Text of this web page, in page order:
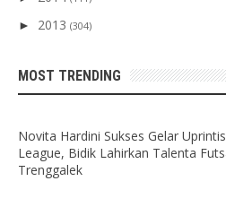
► 2013 (304)
MOST TRENDING
Novita Hardini Sukses Gelar
League, Bidik Lahirkan Talenta
Trenggalek